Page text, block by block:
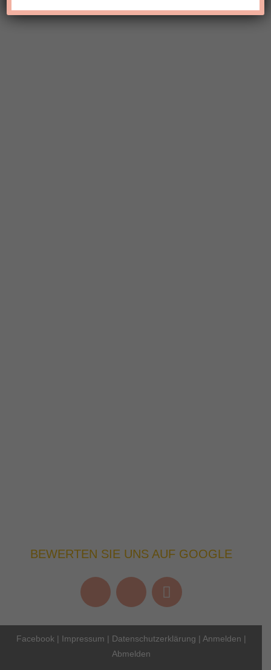
BEWERTEN SIE UNS AUF GOOGLE
Facebook | Impressum | Datenschutzerklärung | Anmelden |
Abmelden